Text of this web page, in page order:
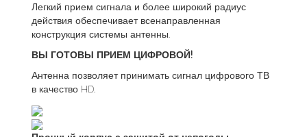
Легкий прием сигнала и более широкий радиус
действия обеспечивает всенаправленная
конструкция системы антенны.
ВЫ ГОТОВЫ ПРИЕМ ЦИФРОВОЙ!
Антенна позволяет принимать сигнал цифрового ТВ
в качество HD.